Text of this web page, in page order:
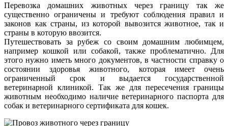
Перевозка домашних животных через границу так же
существенно ограничены и требуют соблюдения правил и
законов как страны, из которой вывозится животное, так и
страны в которую ввозится.
Путешествовать за рубеж со своим домашним любимцем,
например кошкой или собакой, также проблематично. Для
этого нужно иметь много документов, в частности справку о
состоянии здоровья животного, которая имеет очень
ограниченный срок и выдается государственной
ветеринарной клиникой. Так же для пересечения границы
животным необходимо наличие ветеринарного паспорта для
собак и ветеринарного сертификата для кошек.